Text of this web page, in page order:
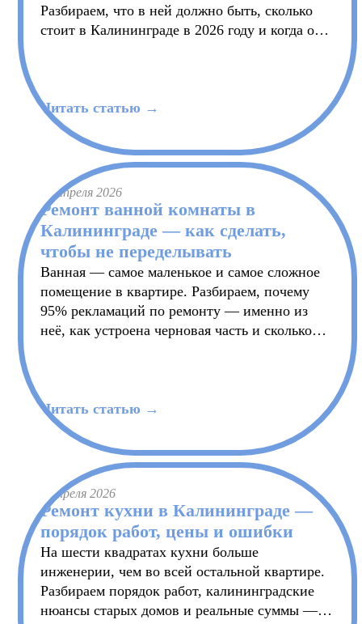
Разбираем, что в ней должно быть, сколько
стоит в Калининграде в 2026 году и когда он
Читать статью →
14 апреля 2026
Ремонт ванной комнаты в
Калининграде — как сделать,
чтобы не переделывать
Ванная — самое маленькое и самое сложное
помещение в квартире. Разбираем, почему
95% рекламаций по ремонту — именно из
неё, как устроена черновая часть и сколько
Читать статью →
7 апреля 2026
Ремонт кухни в Калининграде —
порядок работ, цены и ошибки
На шести квадратах кухни больше
инженерии, чем во всей остальной квартире.
Разбираем порядок работ, калининградские
нюансы старых домов и реальные суммы —